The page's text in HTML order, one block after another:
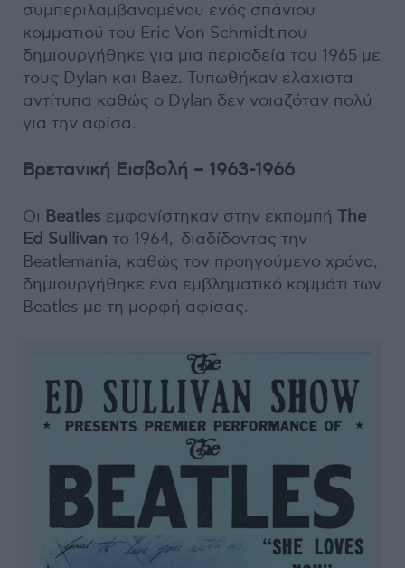
συμπεριλαμβανομένου ενός σπάνιου
κομματιού του Eric Von Schmidt που
δημιουργήθηκε για μια περιοδεία του 1965 με
τους Dylan και Baez. Τυπωθήκαν ελάχιστα
αντίτυπα καθώς ο Dylan δεν νοιαζόταν πολύ
για την αφίσα.
Βρετανική Εισβολή – 1963-1966
Οι Beatles εμφανίστηκαν στην εκπομπή The
Ed Sullivan το 1964, διαδίδοντας την
Beatlemania, καθώς τον προηγούμενο χρόνο,
δημιουργήθηκε ένα εμβληματικό κομμάτι των
Beatles με τη μορφή αφίσας.